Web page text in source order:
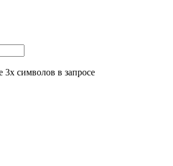
символов в запросе